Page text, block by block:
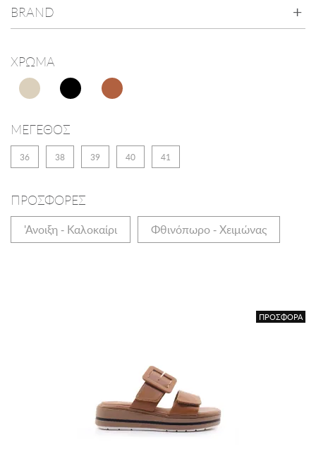
BRAND
ΧΡΩΜΑ
ΜΕΓΕΘΟΣ
36 38 39 40 41
ΠΡΟΣΦΟΡΕΣ
'Ανοιξη - Καλοκαίρι Φθινόπωρο - Χειμώνας
ΠΡΟΣΦΟΡΑ